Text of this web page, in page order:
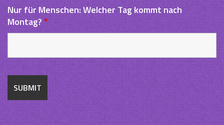
Nur für Menschen: Welcher Tag kommt nach
Montag? *